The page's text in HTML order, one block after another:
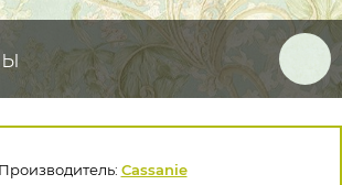
Производитель: Cassanie